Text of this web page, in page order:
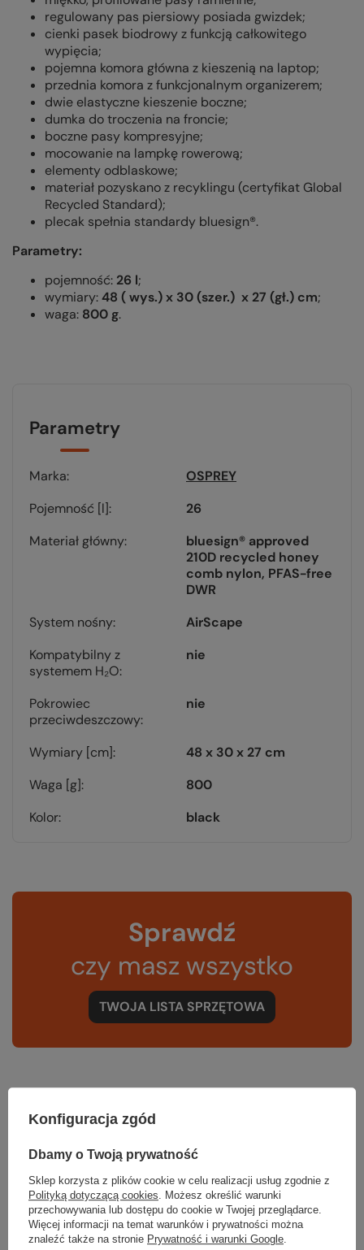
regulowany pas piersiowy posiada gwizdek;
cienki pasek biodrowy z funkcją całkowitego
wypięcia;
pojemna komora główna z kieszenią na laptop;
przednia komora z funkcjonalnym organizerem;
dwie elastyczne kieszenie boczne;
dumka do troczenia na froncie;
boczne pasy kompresyjne;
mocowanie na lampkę rowerową;
elementy odblaskowe;
materiał pozyskano z recyklingu (certyfikat Global
Recycled Standard);
plecak spełnia standardy bluesign®.
Parametry:
pojemność: 26 l;
wymiary:48 ( wys.) x 30 (szer.) x 27 (gł.) cm;
waga: 800 g.
Parametry
Marka
OSPREY
Pojemność [l]
26
Materiał główny
bluesign® approved
210D recycled honey
comb nylon, PFAS-free
DWR
System nośny
AirScape
Kompatybilny z
systemem H₂O
nie
Pokrowiec
przeciwdeszczowy
nie
Wymiary [cm]
48 x 30 x 27 cm
Waga [g]
800
Kolor
black
Sprawdź
czy masz wszystko
TWOJA LISTA SPRZĘTOWA
Zerknij też na to:
Torebka biodrowa WANDERMOOD HIPBAG
99,99 zł
Najniższa cena z 30 dni przed obniżką: 94,98 zł
Konfiguracja zgód
Dbamy o Twoją prywatność
Sklep korzysta z plików cookie w celu realizacji usług zgodnie z
Polityką dotyczącą cookies . Możesz określić warunki
przechowywania lub dostępu do cookie w Twojej przeglądarce.
Więcej informacji na temat warunków i prywatności można
znaleźć także na stronie Prywatność i warunki Google